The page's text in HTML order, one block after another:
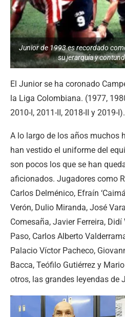
Junior de 1993 es recordado
su jerarquía y
El Junior se ha coronado
la Liga Colombiana. (1977,
2010-I, 2011-II, 2018-II y 2019-I).
A lo largo de los años muchos
han vestido el uniforme del
son pocos los que se han
aficionados. Jugadores como
Carlos Delménico, Efraín
Verón, Dulio Miranda, José
Comesaña, Javier Ferreira,
Paso, Carlos Alberto
Palacio Víctor Pacheco,
Bacca, Teófilo Gutiérrez y
otros, las grandes leyendas de